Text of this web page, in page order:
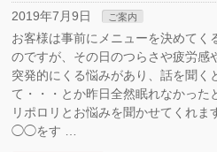
2019年7月9日 ご案内
お客様は事前にメニューを決めてく
のですが、その日のつらさや疲労感
突発的にくる悩みがあり、話を聞く
て・・・とか昨日全然眠れなかった
リポロリとお悩みを聞かせてくれま
◯◯をす …